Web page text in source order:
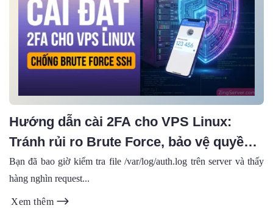
Hướng dẫn cài 2FA cho VPS Linux:
Tránh rủi ro Brute Force, bảo vệ quyền
root (2026)
Bạn đã bao giờ kiểm tra file /var/log/auth.log trên server và thấy
hàng nghìn request...
Xem thêm